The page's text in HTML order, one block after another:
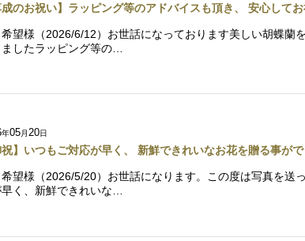
成のお祝い】ラッピング等のアドバイスも頂き、 安心して
望様（2026/6/12）お世話になっております美しい胡蝶蘭
したラッピング等の…
年05月20日
祝】いつもご対応が早く、 新鮮できれいなお花を贈る事がで
希望様（2026/5/20）お世話になります。この度は写真を
く、新鮮できれいな…